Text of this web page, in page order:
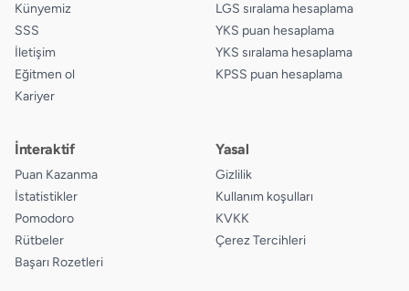
Künyemiz
SSS
İletişim
Eğitmen ol
Kariyer
LGS sıralama hesaplama
YKS puan hesaplama
YKS sıralama hesaplama
KPSS puan hesaplama
İnteraktif
Puan Kazanma
İstatistikler
Pomodoro
Rütbeler
Başarı Rozetleri
Yasal
Gizlilik
Kullanım koşulları
KVKK
Çerez Tercihleri